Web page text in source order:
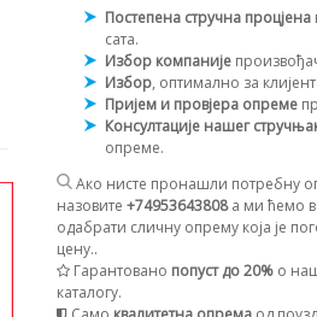
Постепена стручна процјена
сата.
Избор компаније
Избор, оптимално за
Пријем и провјера опреме
Консултације нашег
опреме.
Ако нисте пронашли потребну
назовите +74953643808а ми ћемо
одабрати сличну опрему која је
цену..
Гарантовано попуст до 20% о
каталогу.